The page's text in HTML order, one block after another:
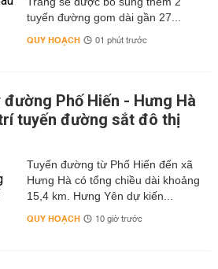
tuyến đường gom dài gần 27...
QUY HOẠCH 01 phút trước
đường Phố Hiến - Hưng Hà
tuyến đường sắt đô thị
Tuyến đường từ Phố Hiến đến xã
Hưng Hà có tổng chiều dài khoảng
15,4 km. Hưng Yên dự kiến...
QUY HOẠCH 10 giờ trước